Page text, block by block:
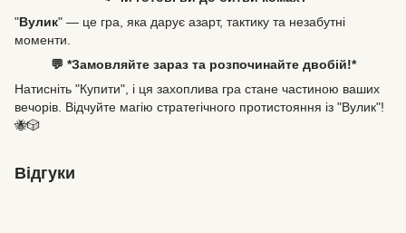
"Вулик" — це гра, яка дарує азарт, тактику та незабутні
моменти.
💬 *Замовляйте зараз та розпочинайте двобій!*
Натисніть "Купити", і ця захоплива гра стане частиною ваших
вечорів. Відчуйте магію стратегічного протистояння із "Вулик"!
🐝🎲
Відгуки